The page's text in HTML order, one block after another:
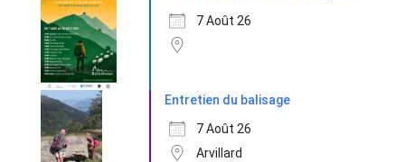
7 Août 26
Entretien du balisage
7 Août 26
Arvillard